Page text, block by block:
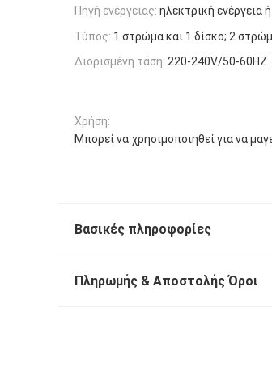
Πηγή ενέργειας: ηλεκτρική ενέργεια
Τύπος: 1 στρώμα και 1 δίσκο; 2
Διορισμένη τάση: 220-240V/50-60HZ
Χρήση:
Μπορεί να χρησιμοποιηθεί για να
Βασικές πληροφορίες
Πληρωμής & Αποστολής Όροι